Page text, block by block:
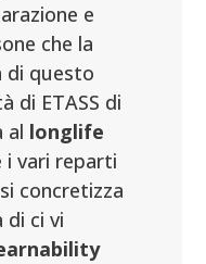
e
che la
di questo
di ETASS di
al longlife
i vari reparti
concretizza
di ci vi